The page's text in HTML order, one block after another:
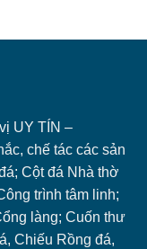
UY TÍN –
chế tác các sản
Cột đá Nhà thờ
trình tâm linh;
làng; Cuốn thư
Chiếu Rồng đá,